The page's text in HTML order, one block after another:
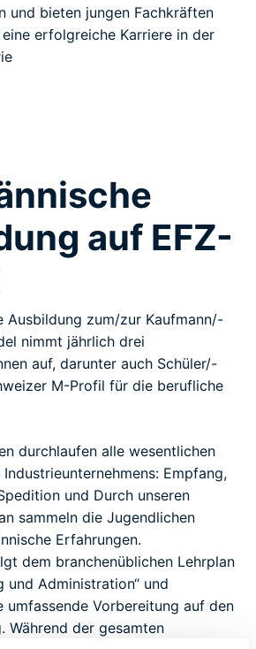
und bieten jungen Fachkräften
erfolgreiche Karriere in der
auf EFZ-
Ausbildung zum/zur Kaufmann/-
nimmt jährlich drei
auf, darunter auch Schüler/-
M-Profil für die berufliche
durchlaufen alle wesentlichen
Empfang,
und Durch unseren
sammeln die Jugendlichen
Erfahrungen.
dem branchenüblichen Lehrplan
und Administration“ und
umfassende Vorbereitung auf den
Während der gesamten